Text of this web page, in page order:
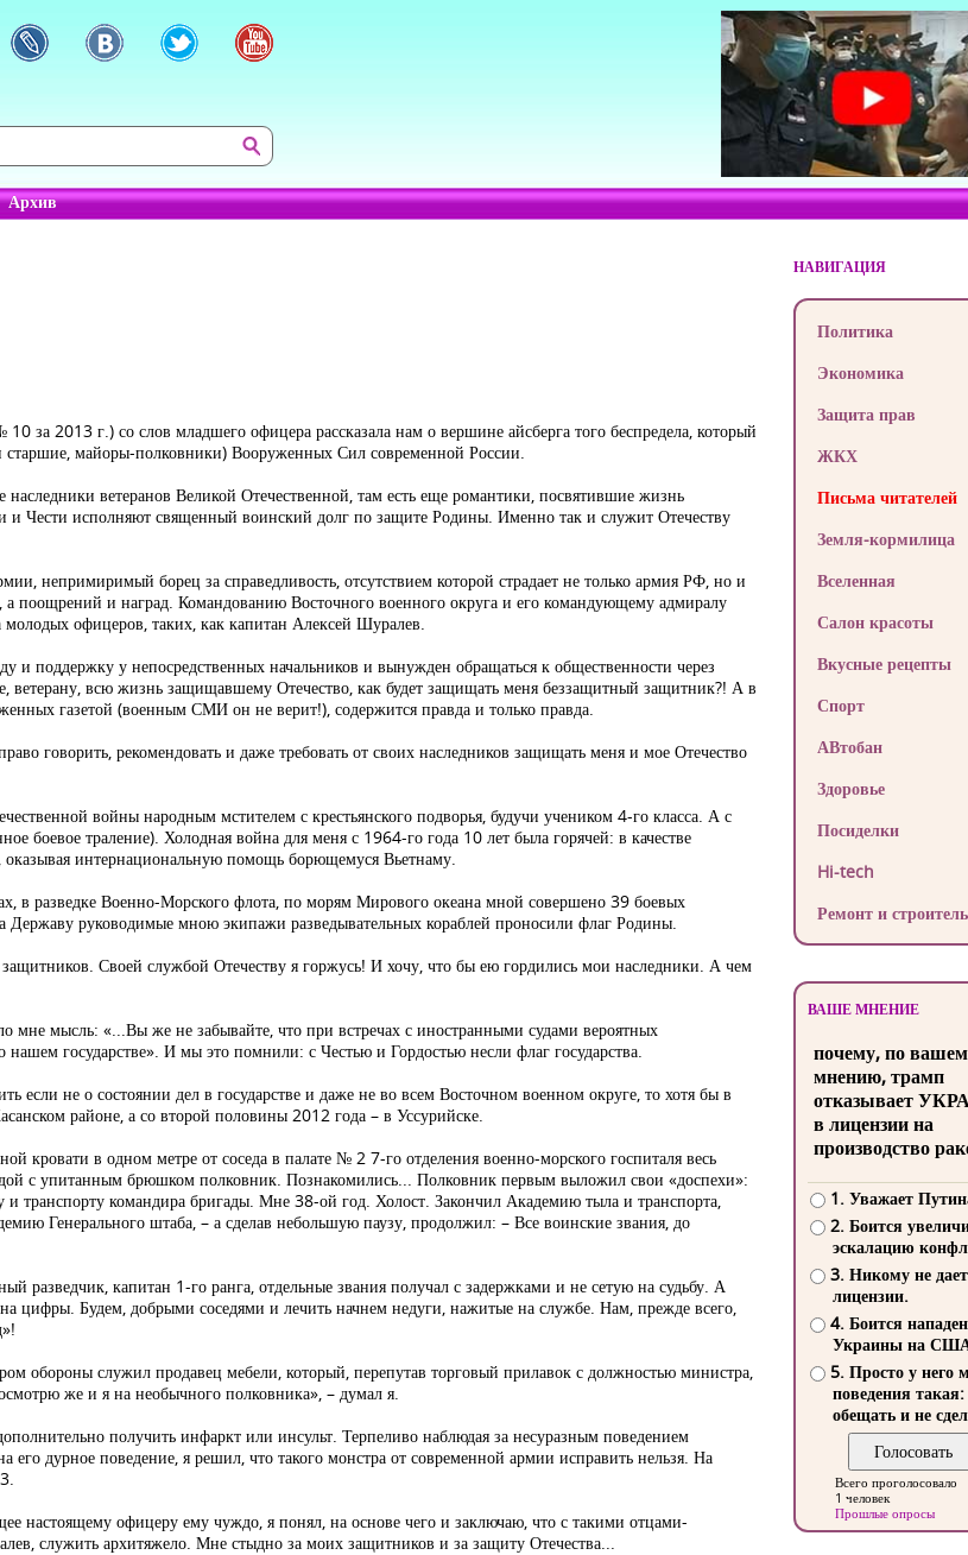
Архив
за 2013 г.) со слов младшего офицера рассказала нам о вершине айсберга того беспредела, который
старшие, майоры-полковники) Вооруженных Сил современной России.
ветеранов Великой Отечественной, там есть еще романтики, посвятившие жизнь
и Чести исполняют священный воинский долг по защите Родины. Именно так и служит Отечеству
непримиримый борец за справедливость, отсутствием которой страдает не только армия РФ, но и
а поощрений и наград. Командованию Восточного военного округа и его командующему адмиралу
молодых офицеров, таких, как капитан Алексей Шуралев.
поддержку у непосредственных начальников и вынужден обращаться к общественности через
ветерану, всю жизнь защищавшему Отечество, как будет защищать меня беззащитный защитник?! А в
газетой (военным СМИ он не верит!), содержится правда и только правда.
говорить, рекомендовать и даже требовать от своих наследников защищать меня и мое Отечество
войны народным мстителем с крестьянского подворья, будучи учеником 4-го класса. А с
боевое траление). Холодная война для меня с 1964-го года 10 лет была горячей: в качестве
оказывая интернациональную помощь борющемуся Вьетнаму.
в разведке Военно-Морского флота, по морям Мирового океана мной совершено 39 боевых
руководимые мною экипажи разведывательных кораблей проносили флаг Родины.
Своей службой Отечеству я горжусь! И хочу, что бы ею гордились мои наследники. А чем
мысль: «...Вы же не забывайте, что при встречах с иностранными судами вероятных
государстве». И мы это помнили: с Честью и Гордостью несли флаг государства.
если не о состоянии дел в государстве и даже не во всем Восточном военном округе, то хотя бы в
районе, а со второй половины 2012 года – в Уссурийске.
кровати в одном метре от соседа в палате № 2 7-го отделения военно-морского госпиталя весь
с упитанным брюшком полковник. Познакомились... Полковник первым выложил свои «доспехи»:
транспорту командира бригады. Мне 38-ой год. Холост. Закончил Академию тыла и транспорта,
Генерального штаба, – а сделав небольшую паузу, продолжил: – Все воинские звания, до
разведчик, капитан 1-го ранга, отдельные звания получал с задержками и не сетую на судьбу. А
цифры. Будем, добрыми соседями и лечить начнем недуги, нажитые на службе. Нам, прежде всего,
обороны служил продавец мебели, который, перепутав торговый прилавок с должностью министра,
же и я на необычного полковника», – думал я.
получить инфаркт или инсульт. Терпеливо наблюдая за несуразным поведением
его дурное поведение, я решил, что такого монстра от современной армии исправить нельзя. На
настоящему офицеру ему чуждо, я понял, на основе чего и заключаю, что с такими отцами-
служить архитяжело. Мне стыдно за моих защитников и за защиту Отечества...
НАВИГАЦИЯ
Политика
Экономика
Защита прав
ЖКХ
Письма читателей
Земля-кормилица
Вселенная
Салон красоты
Вкусные рецепты
Спорт
АВтобан
Здоровье
Посиделки
Hi-tech
Ремонт и
ВАШЕ МНЕНИЕ
почему, по
мнению, трамп
отказывает
в лицензии на
производство
1. Уважает
2. Боится
эскалацию
3. Никому не
лицензии.
4. Боится
Украины на
5. Просто у него
поведения такая:
обещать и не
Всего проголосовало
1 человек
Прошлые опросы